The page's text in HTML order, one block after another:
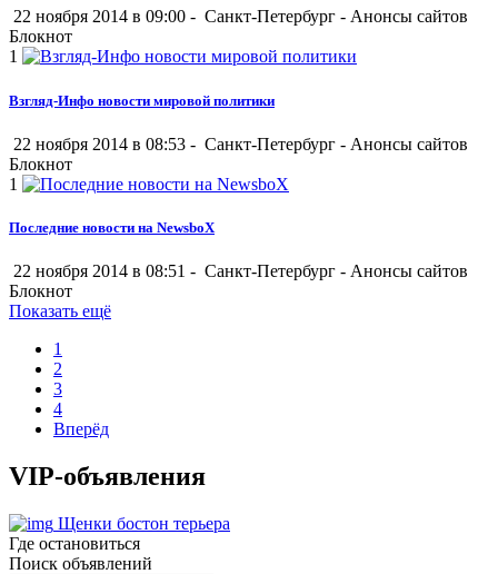
22 ноября 2014 в 09:00 - Санкт-Петербург - Анонсы сайтов
Блокнот
1
Взгляд-Инфо новости мировой политики
22 ноября 2014 в 08:53 - Санкт-Петербург - Анонсы сайтов
Блокнот
1
Последние новости на NewsboX
22 ноября 2014 в 08:51 - Санкт-Петербург - Анонсы сайтов
Блокнот
Показать ещё
1
2
3
4
Вперёд
VIP-объявления
Щенки бостон терьера
Где остановиться
Поиск объявлений